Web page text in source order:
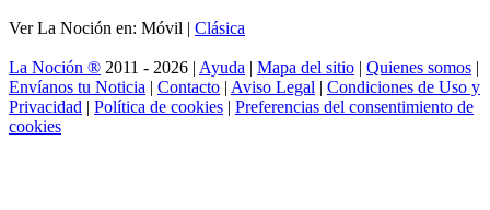
Ver La Noción en: Móvil | Clásica
La Noción ® 2011 - 2026 | Ayuda | Mapa del sitio | Quienes somos |
Envíanos tu Noticia | Contacto | Aviso Legal | Condiciones de Uso y
Privacidad | Política de cookies | Preferencias del consentimiento de
cookies